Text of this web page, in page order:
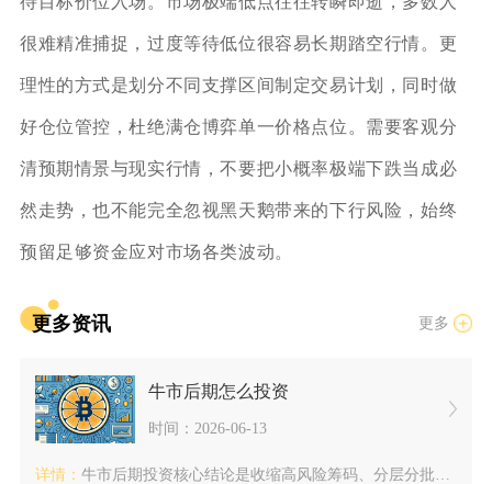
很难精准捕捉，过度等待低位很容易长期踏空行情。更
理性的方式是划分不同支撑区间制定交易计划，同时做
好仓位管控，杜绝满仓博弈单一价格点位。需要客观分
清预期情景与现实行情，不要把小概率极端下跌当成必
然走势，也不能完全忽视黑天鹅带来的下行风险，始终
预留足够资金应对市场各类波动。
更多资讯 更多
牛市后期怎么投资
时间：2026-06-13
详情： 牛市后期投资核心结论是收缩高风险筹码、分层分批止盈、抬高稳定...